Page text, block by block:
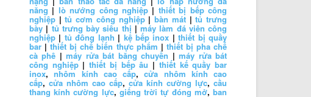
năng | lò nướng công nghiệp | thiết bị bếp công
nghiệp |tủ cơm công nghiệp|bàn mát|tủ trưng
bày |tủ trưng bày siêu thị |máy làm đá viên công
nghiệp | tủ đông lạnh | kệ bếp inox |thiết bị quầy
bar |thiết bị chế biến thực phẩm | thiết bị pha chế
cà phê |máy rửa bát băng chuyền |máy rửa bát
công nghiệp|thiết bị bếp âu |thiết kế quầy bar
inox,nhôm kính cao cấp,cửa nhôm kính cao
cấp, cửa nhôm cao cấp, cửa kính cường lực, cầu
thang kính cường lực,giếng trời tự đóng mở,ban